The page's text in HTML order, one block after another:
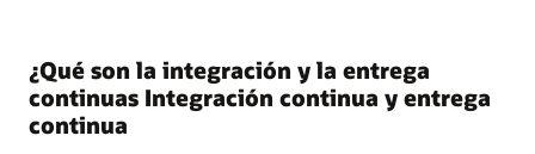
¿Qué son la integración y la entrega
continuas Integración continua y entrega
continua